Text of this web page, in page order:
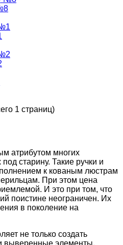
1 страниц)
атрибутом многих
старину. Такие ручки и
к кованым люстрам
При этом цена
И это при том, что
поистине неограничен. Их
в поколение на
не только создать
выверенные элементы.